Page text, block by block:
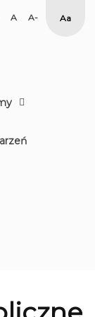
Set
Smaller
High